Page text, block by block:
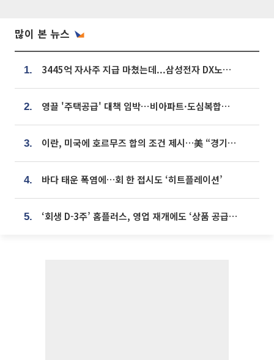
많이 본 뉴스
1. 3445억 자사주 지급 마쳤는데...삼성전자 DX노조, 뒤늦은 '떼쓰기 집회'
2. 영끌 '주택공급' 대책 임박⋯비아파트·도심복합까지 총동원
3. 이란, 미국에 호르무즈 합의 조건 제시…美 “경기 아직 안 끝나” [종합]
4. 바다 태운 폭염에…회 한 접시도 ‘히트플레이션’
5. ‘회생 D-3주’ 홈플러스, 영업 재개에도 ‘상품 공급망’ 복구가 생존 관건